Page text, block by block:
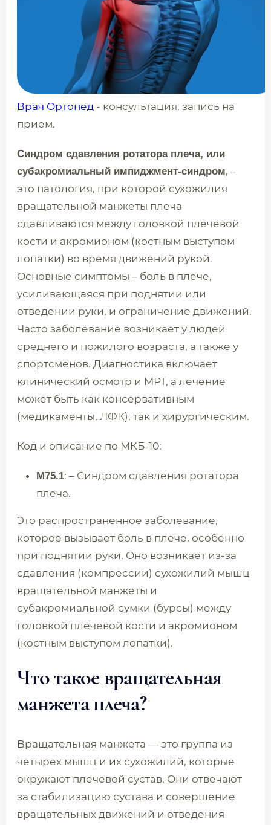
Врач Ортопед - консультация, запись на
прием.
Синдром сдавления ротатора плеча, или
субакромиальный импиджмент-синдром, –
это патология, при которой сухожилия
вращательной манжеты плеча
сдавливаются между головкой плечевой
кости и акромионом (костным выступом
лопатки) во время движений рукой.
Основные симптомы – боль в плече,
усиливающаяся при поднятии или
отведении руки, и ограничение движений.
Часто заболевание возникает у людей
среднего и пожилого возраста, а также у
спортсменов. Диагностика включает
клинический осмотр и МРТ, а лечение
может быть как консервативным
(медикаменты, ЛФК), так и хирургическим.
Код и описание по МКБ-10:
M75.1: – Синдром сдавления ротатора
плеча.
Это распространенное заболевание,
которое вызывает боль в плече, особенно
при поднятии руки. Оно возникает из-за
сдавления (компрессии) сухожилий мышц
вращательной манжеты и
субакромиальной сумки (бурсы) между
головкой плечевой кости и акромионом
(костным выступом лопатки).
Что такое вращательная
манжета плеча?
Вращательная манжета — это группа из
четырех мышц и их сухожилий, которые
окружают плечевой сустав. Они отвечают
за стабилизацию сустава и совершение
вращательных движений и отведения